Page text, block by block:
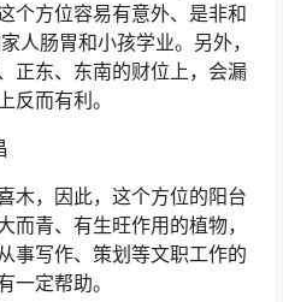
个方位容易有意外、是非和
人肠胃和小孩学业。另外，
正东、东南的财位上，会漏
反而有利。
木，因此，这个方位的阳台
而青、有生旺作用的植物，
事写作、策划等文职工作的
一定帮助。